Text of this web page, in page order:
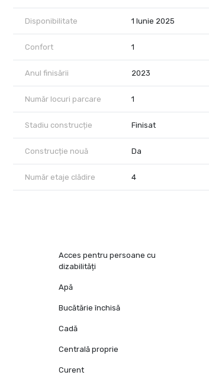
Disponibilitate 1 Iunie 2025
Confort 1
Anul finisării 2023
Număr locuri parcare 1
Stadiu construcție Finisat
Construcție nouă Da
Număr etaje clădire 4
Acces pentru persoane cu
dizabilități
Apă
Bucătărie închisă
Cadă
Centrală proprie
Curent